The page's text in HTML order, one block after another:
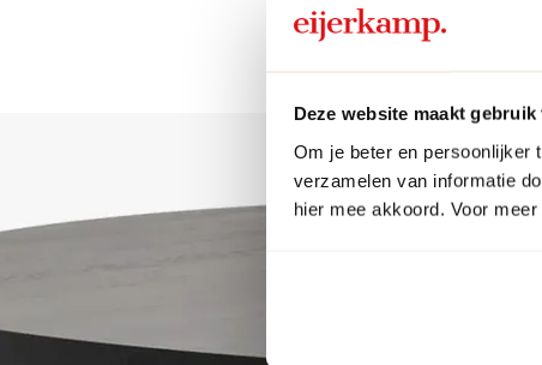
Deze website maakt
Om je beter en persoonlijker
verzamelen van informatie
hier mee akkoord. Voor